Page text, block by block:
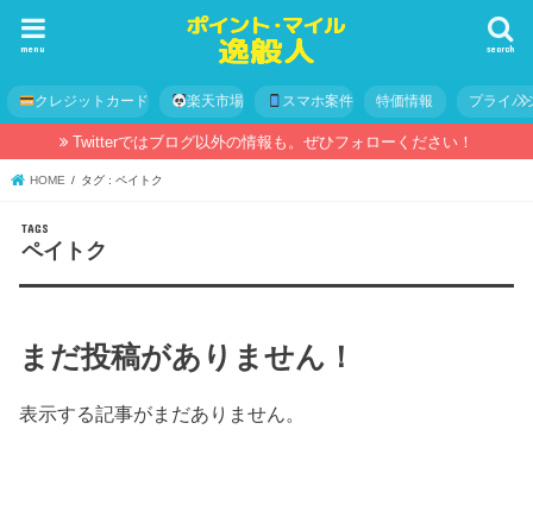
search
menu
クレジットカード 楽天市場 スマホ案件 特価情報 プライバ
Twitterではブログ以外の情報も。ぜひフォローください！
HOME タグ : ペイトク
ペイトク
まだ投稿がありません！
表示する記事がまだありません。